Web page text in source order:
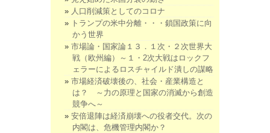
人口削減策としてのコロナ
トランプの米中分離・・・鎖国政策に向
かう世界
市場論・国家論１３．１次・２次世界大
戦（欧州編）～１・2次大戦はロックフ
ェラーによるロスチャイルド潰しの謀略
市場経済破壊後の、社会・産業構造と
は？ ～力の原理と国家の消滅から創造
競争へ～
安倍退陣は経済崩壊への役者交代。次の
内閣は、危機管理内閣か？